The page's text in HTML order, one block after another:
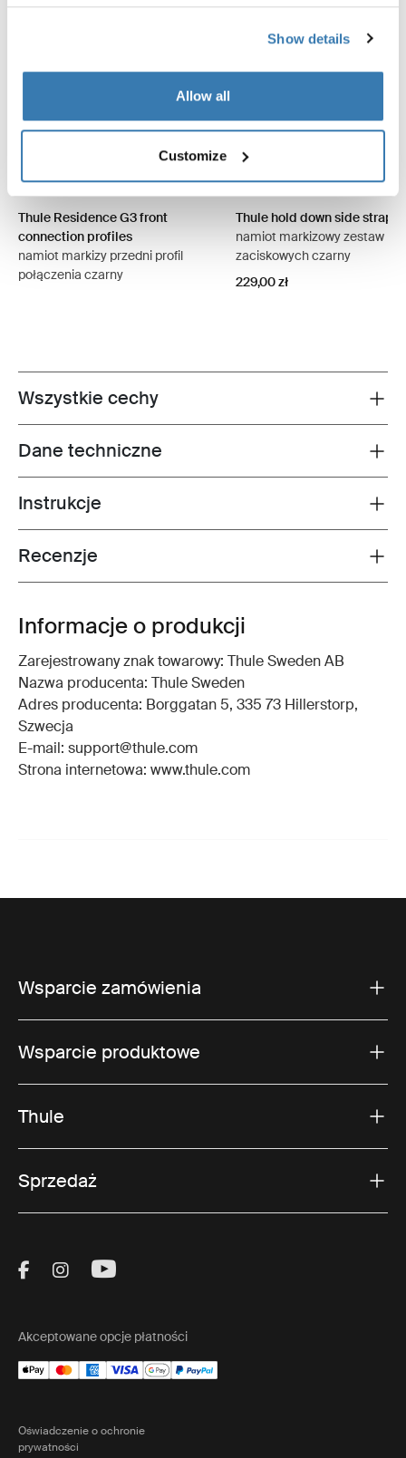
Show details
Allow all
Customize
Thule Residence G3 front
connection profiles
namiot markizy przedni profil
połączenia czarny
Thule hold down side strap
namiot markizowy zestaw
zaciskowych czarny
229,00 zł
Toggle features
Wszystkie cechy
Toggle techspec
Dane techniczne
Toggle guides and instructions
Instrukcje
Toggle overview
Recenzje
Informacje o produkcji
Zarejestrowany znak towarowy: Thule Sweden AB
Nazwa producenta: Thule Sweden
Adres producenta: Borggatan 5, 335 73 Hillerstorp,
Szwecja
E-mail: support@thule.com
Strona internetowa: www.thule.com
Wsparcie zamówienia
Wsparcie produktowe
Thule
Sprzedaż
Visit Thule on Facebook (external link)
Visit Thule on Instagram (external link)
Visit Thule on Youtube (external
Akceptowane opcje płatności
Oświadczenie o ochronie
prywatności